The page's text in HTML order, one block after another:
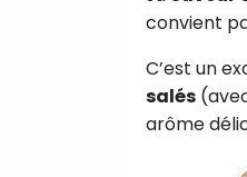
convient
C’est un
salés
arôme